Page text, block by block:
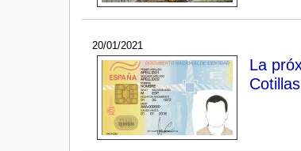
20/01/2021
La